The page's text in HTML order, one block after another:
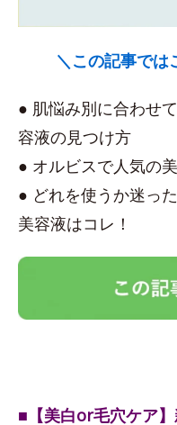
＼この記事では
● 肌悩み別に合わせ
容液の見つけ方
● オルビスで人気の
● どれを使うか迷っ
美容液はコレ！
■【美白or毛穴ケア